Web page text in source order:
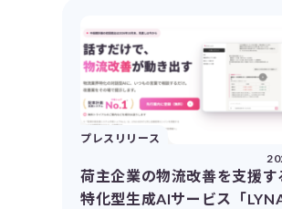
プレスリリース
荷主企業の物流改善を支援す
特化型生成AIサービス「